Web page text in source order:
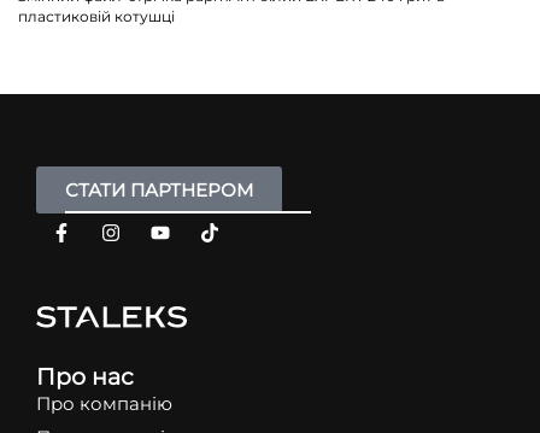
пластиковій котушці
СТАТИ ПАРТНЕРОМ
Про нас
Про компанію